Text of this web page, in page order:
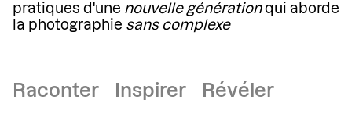
pratiques d'une nouvelle générationqui aborde
la photographie sans complexe
Raconter Inspirer Révéler